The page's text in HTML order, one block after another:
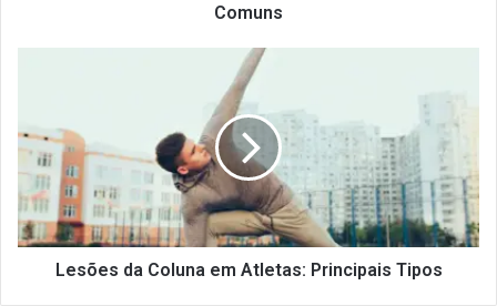
Comuns
Atletas:
Principais
Tipos
Lesões da Coluna em Atletas: Principais Tipos